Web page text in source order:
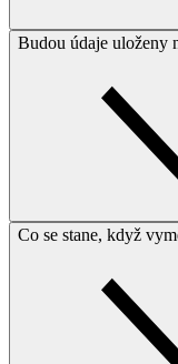
Budou údaje uloženy
Co se stane, když